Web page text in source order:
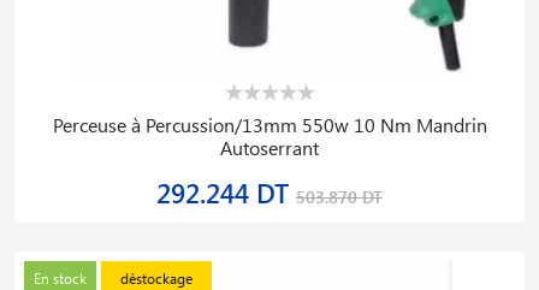
Perceuse à Percussion/13mm 550w 10 Nm Mandrin
Autoserrant
292.244 DT 503.870 DT
En stock déstockage